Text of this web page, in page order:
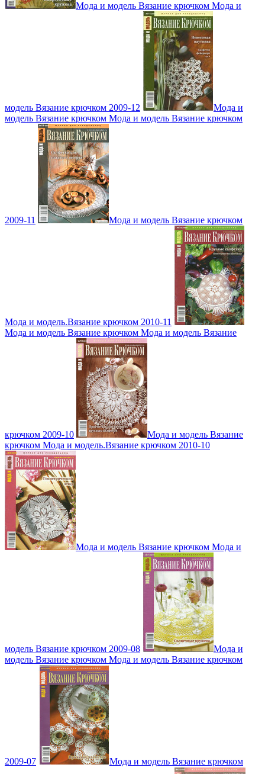
Мода и модель Вязание крючком Мода и
модель Вязание крючком 2009-12
Мода и
модель Вязание крючком Мода и модель Вязание крючком
2009-11 Мода и модель Вязание крючком
Мода и модель.Вязание крючком 2010-11
Мода и модель Вязание крючком Мода и модель Вязание
крючком 2009-10
Мода и модель Вязание
крючком Мода и модель.Вязание крючком 2010-10
Мода и модель Вязание крючком Мода и
модель Вязание крючком 2009-08
Мода и
модель Вязание крючком Мода и модель Вязание крючком
2009-07 Мода и модель Вязание крючком